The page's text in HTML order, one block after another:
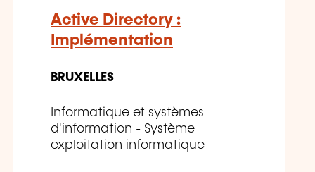
Active Directory :
Implémentation
BRUXELLES
Informatique et systèmes
d'information - Système
exploitation informatique